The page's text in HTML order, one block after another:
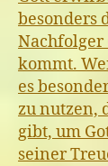
besonders
kommt.
es
zu nutzen,
gibt, um
seiner